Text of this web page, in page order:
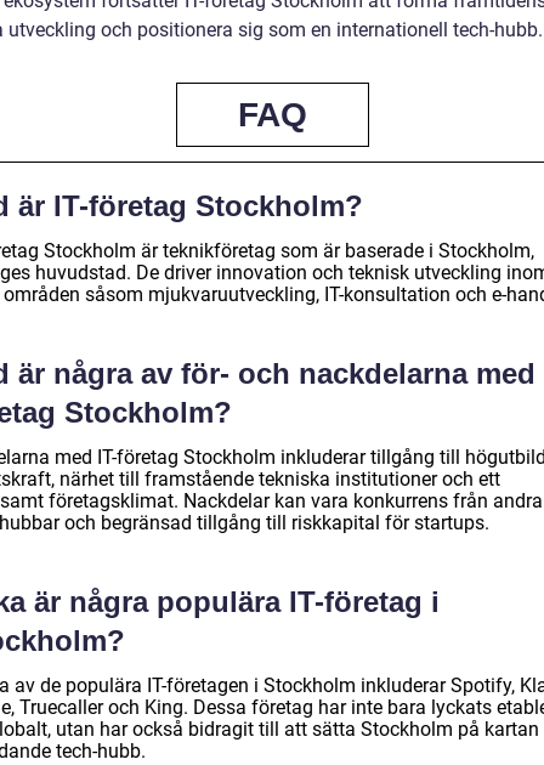
utveckling och positionera sig som en internationell tech-hubb.
FAQ
är IT-företag Stockholm?
Stockholm är teknikföretag som är baserade i Stockholm,
huvudstad. De driver innovation och teknisk utveckling
såsom mjukvaruutveckling, IT-konsultation och e-
är några av för- och nackdelarna med
Stockholm?
med IT-företag Stockholm inkluderar tillgång till
närhet till framstående tekniska institutioner och ett
företagsklimat. Nackdelar kan vara konkurrens från andra
och begränsad tillgång till riskkapital för startups.
är några populära IT-företag i
av de populära IT-företagen i Stockholm inkluderar Spotify,
Truecaller och King. Dessa företag har inte bara lyckats
utan har också bidragit till att sätta Stockholm på kartan
tech-hubb.